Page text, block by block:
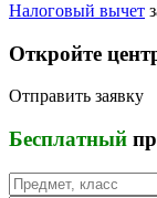
Налоговый вычет
Откройте
Отправить заявку
Бесплатный